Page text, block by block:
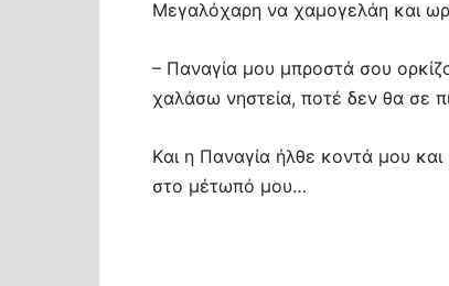
Μεγαλόχαρη να χαμογελάη και
– Παναγία μου μπροστά σου
χαλάσω νηστεία, ποτέ δεν θα σε
Kαι η Παναγία ήλθε κοντά μου
στο μέτωπό μου…